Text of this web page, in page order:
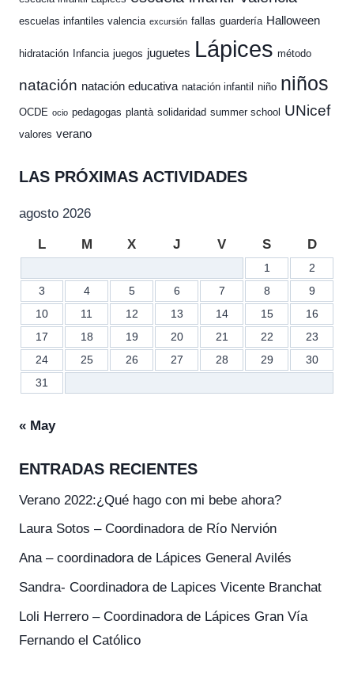
escuelas infantiles valencia excursión fallas guardería Halloween
hidratación Infancia juegos juguetes Lápices método
natación natación educativa natación infantil niño niños
OCDE ocio pedagogas plantà solidaridad summer school UNicef
valores verano
LAS PRÓXIMAS ACTIVIDADES
agosto 2026
L M X J V S D
1
2
3
4 5 6 7 8
9
10
11 12 13 14 15
16
17
18 19 20 21 22
23
24
25 26 27 28 29
30
31
« May
ENTRADAS RECIENTES
Verano 2022:¿Qué hago con mi bebe ahora?
Laura Sotos – Coordinadora de Río Nervión
Ana – coordinadora de Lápices General Avilés
Sandra- Coordinadora de Lapices Vicente Branchat
Loli Herrero – Coordinadora de Lápices Gran Vía
Fernando el Católico